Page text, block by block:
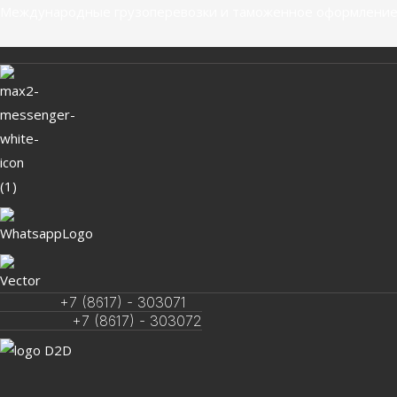
содержимому
+7 (8617) - 303071
+7 (8617) - 303072